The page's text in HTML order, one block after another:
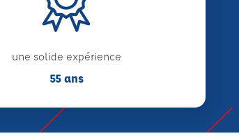
une solide expérience
55 ans